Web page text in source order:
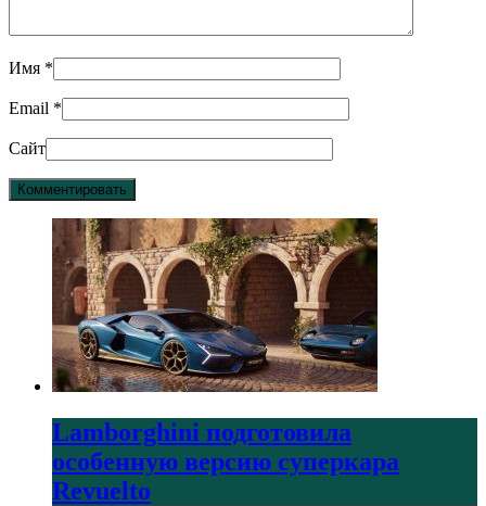
Имя *
Email *
Сайт
Lamborghini подготовила
особенную версию суперкара
Revuelto